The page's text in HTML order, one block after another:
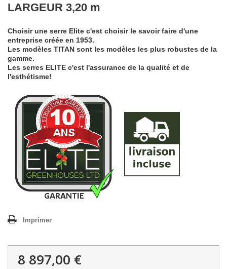
LARGEUR 3,20 m
Choisir une serre Elite c'est choisir le savoir faire d'une
entreprise créée en 1953.
Les modèles TITAN sont les modèles les plus robustes de la
gamme.
Les serres ELITE c'est l'assurance de la qualité et de
l'esthétisme!
Imprimer
8 897,00 €